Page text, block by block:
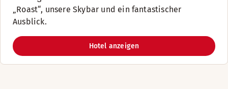
„Roast“, unsere Skybar und ein fantastischer
Ausblick.
Hotel anzeigen